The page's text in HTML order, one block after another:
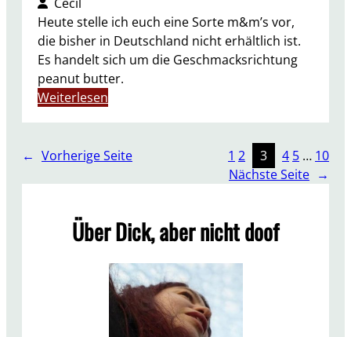
l
i
a
n
R
o
s
Heute stelle ich euch eine Sorte m&m’s vor,
die bisher in Deutschland nicht erhältlich ist.
Es handelt sich um die Geschmacksrichtung
peanut butter.
Weiterlesen
s
k
d
i
← Vorherige Seite 1 2 3 4 5 … 10
Nächste Seite →
Über Dick, aber nicht doof